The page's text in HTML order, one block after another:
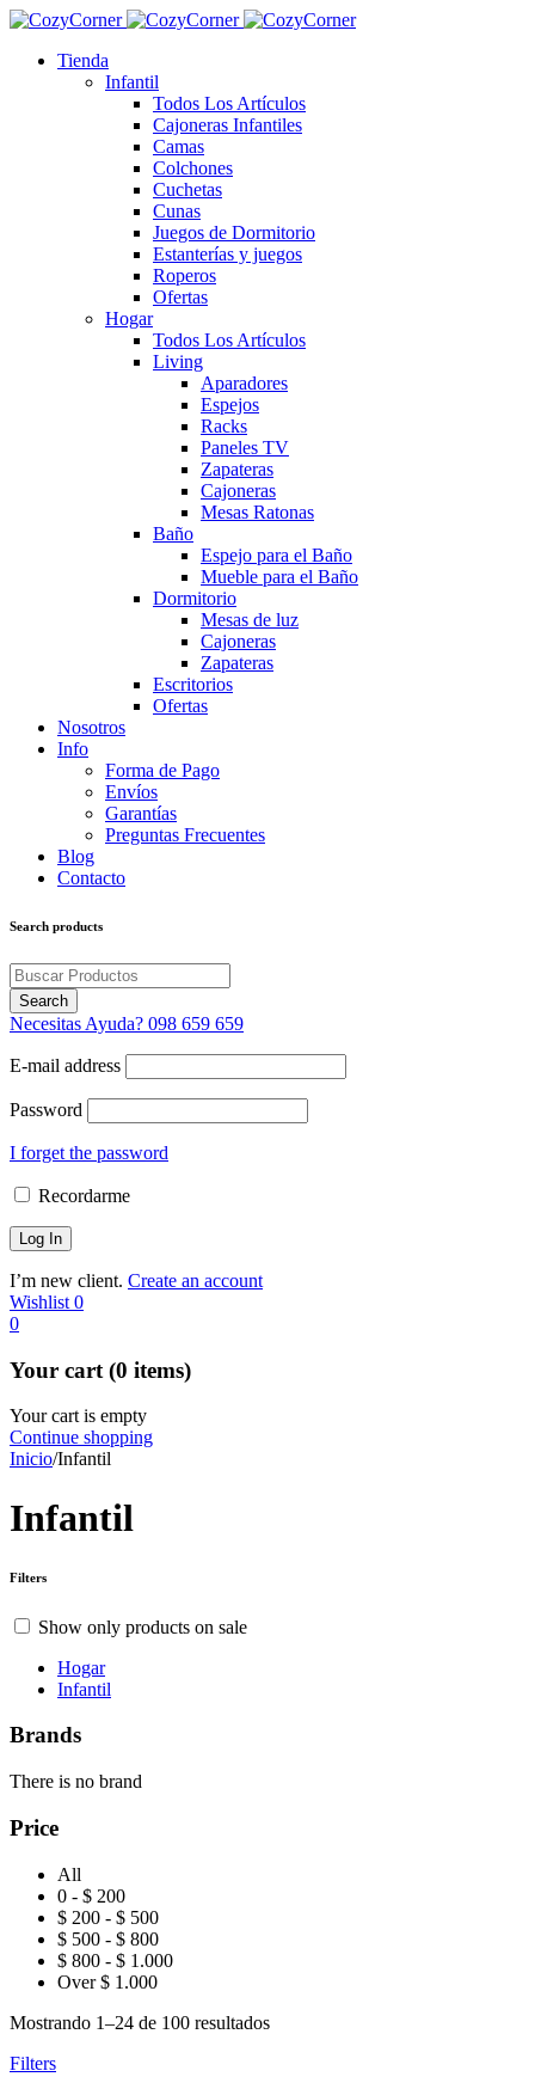
Tienda
Infantil
Todos Los Artículos
Cajoneras Infantiles
Camas
Colchones
Cuchetas
Cunas
Juegos de Dormitorio
Estanterías y juegos
Roperos
Ofertas
Hogar
Todos Los Artículos
Living
Aparadores
Espejos
Racks
Paneles TV
Zapateras
Cajoneras
Mesas Ratonas
Baño
Espejo para el Baño
Mueble para el Baño
Dormitorio
Mesas de luz
Cajoneras
Zapateras
Escritorios
Ofertas
Nosotros
Info
Forma de Pago
Envíos
Garantías
Preguntas Frecuentes
Blog
Contacto
Search products
Necesitas Ayuda? 098 659 659
E-mail address
Password
I forget the password
Recordarme
I’m new client. Create an account
Wishlist 0
0
Your cart (0 items)
Your cart is empty
Continue shopping
Inicio/Infantil
Infantil
Filters
Show only products on sale
Hogar
Infantil
Brands
There is no brand
Price
All
0 - $ 200
$ 200 - $ 500
$ 500 - $ 800
$ 800 - $ 1.000
Over $ 1.000
Mostrando 1–24 de 100 resultados
Filters